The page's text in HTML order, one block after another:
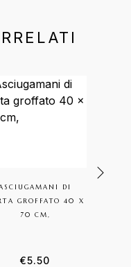
DI
GROFFATO 40 X
70 CM,
€5.50